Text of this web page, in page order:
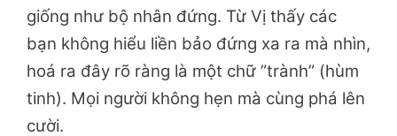
giống như bộ nhân đứng. Từ Vị thấy các
bạn không hiểu liền bảo đứng xa ra mà nhìn,
hoá ra đây rõ ràng là một chữ ”trành” (hùm
tinh). Mọi người không hẹn mà cùng phá lên
cười.